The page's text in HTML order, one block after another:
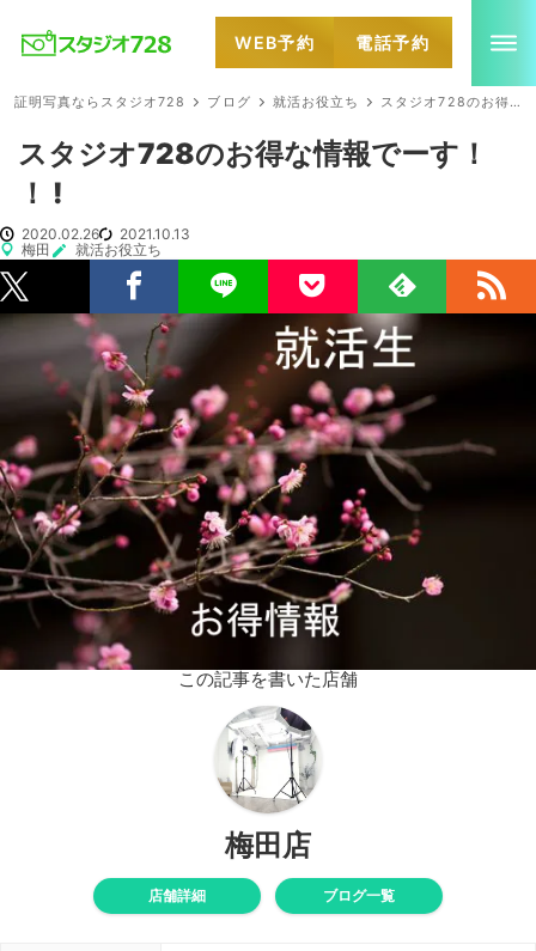
WEB予約 電話予約
証明写真ならスタジオ728 ブログ 就活お役立ち スタジオ728のお得な情報でーす！ ！ !
スタジオ728のお得な情報でーす！
！ !
2020.02.26
2021.10.13
梅田
就活お役立ち
この記事を書いた店舗
梅田店
店舗詳細 ブログ一覧